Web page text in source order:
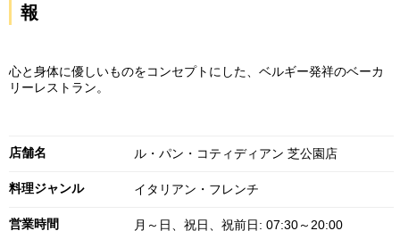
報
心と身体に優しいものをコンセプトにした、ベルギー発祥のベーカ
リーレストラン。
店舗名 ル・パン・コティディアン 芝公園店
料理ジャンル イタリアン・フレンチ
営業時間 月～日、祝日、祝前日: 07:30～20:00